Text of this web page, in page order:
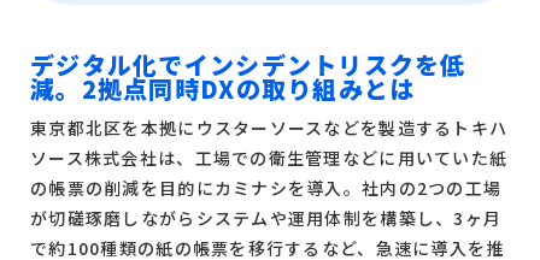
デジタル化でインシデントリスクを低
減。2拠点同時DXの取り組みとは
東京都北区を本拠にウスターソースなどを製造するトキハ
ソース株式会社は、工場での衛生管理などに用いていた紙
の帳票の削減を目的にカミナシを導入。社内の2つの工場
が切磋琢磨しながらシステムや運用体制を構築し、3ヶ月
で約100種類の紙の帳票を移行するなど、急速に導入を推